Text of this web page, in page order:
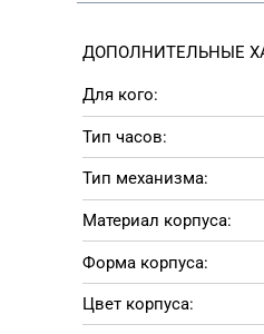
ДОПОЛНИТЕЛЬНЫЕ
Для кого:
Тип часов:
Тип механизма:
Материал корпуса:
Форма корпуса:
Цвет корпуса: